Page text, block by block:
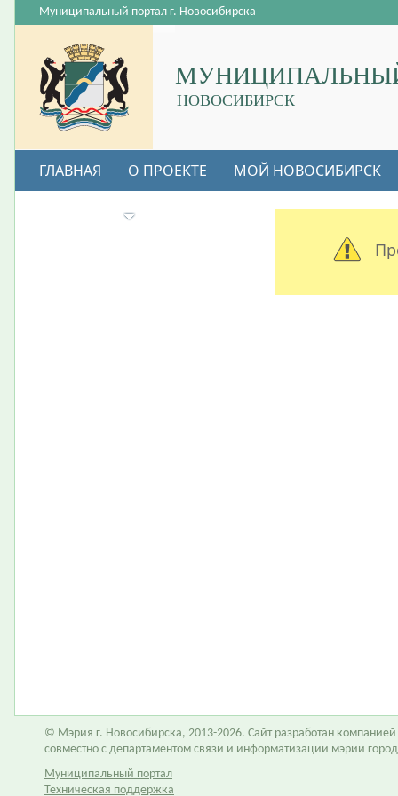
НОВОСИБИРСК
Муниципальный портал г. Новосибирска
ГЛАВНАЯ О ПРОЕКТЕ МОЙ НОВОСИБИРСК
© Мэрия г. Новосибирска, 2013-2026. Сайт разработан компанией
совместно с департаментом связи и информатизации мэрии
Муниципальный портал
Техническая поддержка